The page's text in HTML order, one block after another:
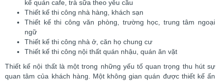
kế quán cafe, trà sữa theo yêu cầu
Thiết kế thi công nhà hàng, khách sạn
Thiết kế thi công văn phòng, trường học, trung tâm ngoại
ngữ
Thiết kế thi công nhà ở, căn họ chung cư
Thiết kế thi công nội thất quán nhậu, quán ăn vặt
Thiết kế nội thất là một trong những yếu tố quan trọng thu hút sự
quan tâm của khách hàng. Một không gian quán được thiết kế ấn